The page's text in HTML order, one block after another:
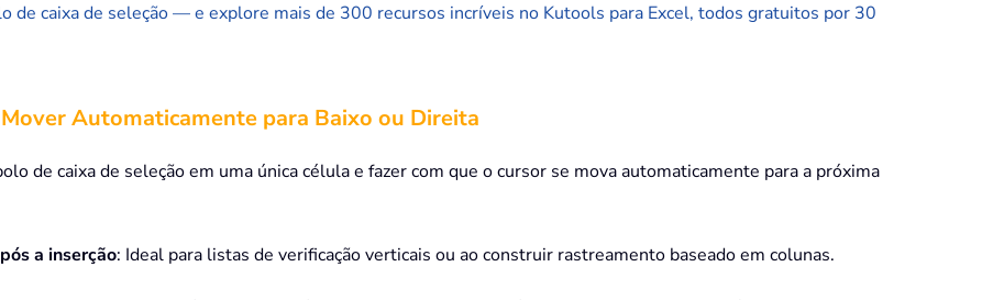
caixa de seleção — e explore mais de 300 recursos incríveis no Kutools para Excel, todos gratuitos por 30
Automaticamente para Baixo ou Direita
de caixa de seleção em uma única célula e fazer com que o cursor se mova automaticamente para a próxima
a inserção: Ideal para listas de verificação verticais ou ao construir rastreamento baseado em colunas.